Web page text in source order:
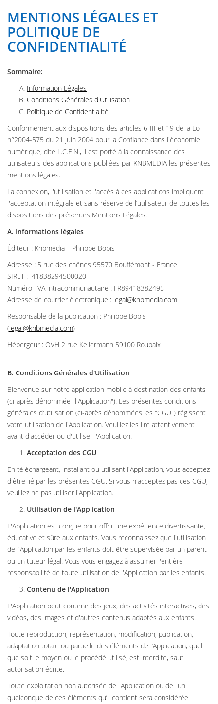
MENTIONS LÉGALES ET
POLITIQUE DE
CONFIDENTIALITÉ
Sommaire:
Information Légales
Conditions Générales d'Utilisation
Politique de Confidentialité
Conformément aux dispositions des articles 6-III et 19 de la Loi
n°2004-575 du 21 juin 2004 pour la Confiance dans l'économie
numérique, dite L.C.E.N., il est porté à la connaissance des
utilisateurs des applications publiées par KNBMEDIA les présentes
mentions légales.
La connexion, l'utilisation et l'accès à ces applications impliquent
l'acceptation intégrale et sans réserve de l’utilisateur de toutes les
dispositions des présentes Mentions Légales.
A. Informations légales
Éditeur : Knbmedia – Philippe Bobis
Adresse : 5 rue des chênes 95570 Bouffémont - France
SIRET : 41838294500020
Numéro TVA intracommunautaire : FR89418382495
Adresse de courrier électronique : legal@knbmedia.com
Responsable de la publication : Philippe Bobis
(legal@knbmedia.com)
Hébergeur : OVH 2 rue Kellermann 59100 Roubaix
B. Conditions Générales d'Utilisation
Bienvenue sur notre application mobile à destination des enfants
(ci-après dénommée "l'Application"). Les présentes conditions
générales d'utilisation (ci-après dénommées les "CGU") régissent
votre utilisation de l'Application. Veuillez les lire attentivement
avant d'accéder ou d'utiliser l'Application.
Acceptation des CGU
En téléchargeant, installant ou utilisant l'Application, vous acceptez
d'être lié par les présentes CGU. Si vous n'acceptez pas ces CGU,
veuillez ne pas utiliser l'Application.
Utilisation de l'Application
L'Application est conçue pour offrir une expérience divertissante,
éducative et sûre aux enfants. Vous reconnaissez que l'utilisation
de l'Application par les enfants doit être supervisée par un parent
ou un tuteur légal. Vous vous engagez à assumer l'entière
responsabilité de toute utilisation de l'Application par les enfants.
Contenu de l'Application
L'Application peut contenir des jeux, des activités interactives, des
vidéos, des images et d'autres contenus adaptés aux enfants.
Toute reproduction, représentation, modification, publication,
adaptation totale ou partielle des éléments de l’Application, quel
que soit le moyen ou le procédé utilisé, est interdite, sauf
autorisation écrite.
Toute exploitation non autorisée de l’Application ou de l’un
quelconque de ces éléments qu’il contient sera considérée